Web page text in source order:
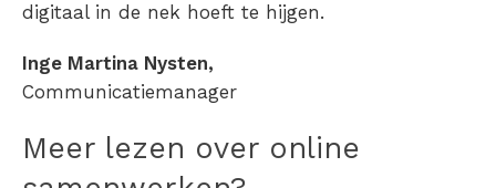
digitaal in de nek hoeft te hijgen.
Inge Martina Nysten,
Communicatiemanager
Meer lezen over online